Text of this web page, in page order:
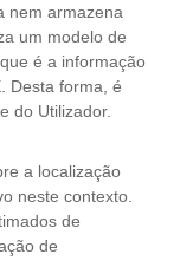
nem armazena
um modelo de
é a informação
Desta forma, é
do Utilizador.
a localização
neste contexto.
de
de